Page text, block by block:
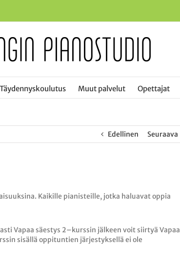
Täydennyskoulutus Muut palvelut Opettajat
Edellinen Seuraava
Kaikille pianisteille, jotka haluavat oppia
Vapaa säestys 2–kurssin jälkeen voit siirtyä Vapaa
sisällä oppituntien järjestyksellä ei ole